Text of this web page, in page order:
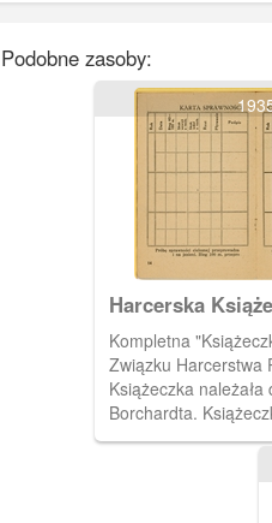
Podobne zasoby:
Harcerska
Kompletna
Związku Harcerstwa
Książeczka należała
Borchardta.
wystawiona 19
przez harcmistrza
Na czternastej i
do wpisów